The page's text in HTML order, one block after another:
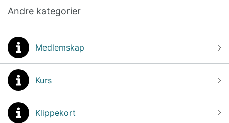
Andre kategorier
Medlemskap
Kurs
Klippekort